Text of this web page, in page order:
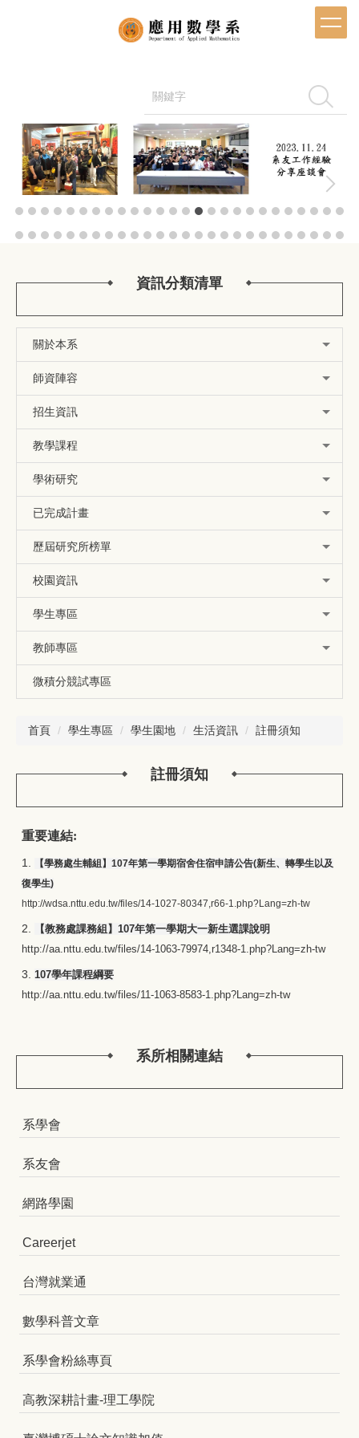
搜尋
資訊分類清單
關於本系
師資陣容
招生資訊
教學課程
學術研究
已完成計畫
歷屆研究所榜單
校園資訊
學生專區
教師專區
微積分競試專區
首頁 學生專區 學生園地 生活資訊 註冊須知
註冊須知
重要連結:
1.
【學務處生輔組】107年第一學期宿舍住宿申請公告(新生、轉學生以及
復學生)
http://wdsa.nttu.edu.tw/files/14-1027-80347,r66-1.php?Lang=zh-tw
2.
【教務處課務組】107年第一學期大一新生選課說明
http://aa.nttu.edu.tw/files/14-1063-79974,r1348-1.php?Lang=zh-tw
3. 107學年課程綱要
http://aa.nttu.edu.tw/files/11-1063-8583-1.php?Lang=zh-tw
系所相關連結
系學會
系友會
網路學園
Careerjet
台灣就業通
數學科普文章
系學會粉絲專頁
高教深耕計畫-理工學院